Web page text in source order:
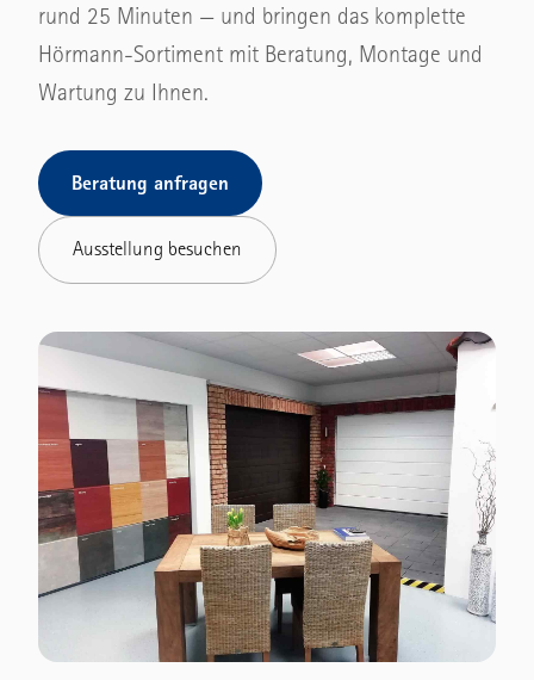
Funktionstüren
Eingangstüren
Nebentüren
Torantriebe
Innentür-Antriebe
→ Alle ansehen
Pendeltore
Sporthallentore
Feuerschutz-Schiebetore
Objektbau-Türen
Multifunktionstüren
Automatik-Schiebetüren
Rauchschutz-Türen
→ Alle ansehen
rund 25 Minuten — und bringen das komplette
Hörmann-Sortiment mit Beratung, Montage und
Wartung zu Ihnen.
Beratung anfragen
Ausstellung besuchen